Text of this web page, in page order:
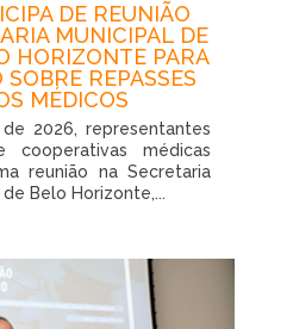
DE REUNIÃO
MUNICIPAL DE
HORIZONTE PARA
REPASSES
MÉDICOS
2026, representantes
médicas
reunião na Secretaria
Belo Horizonte,...